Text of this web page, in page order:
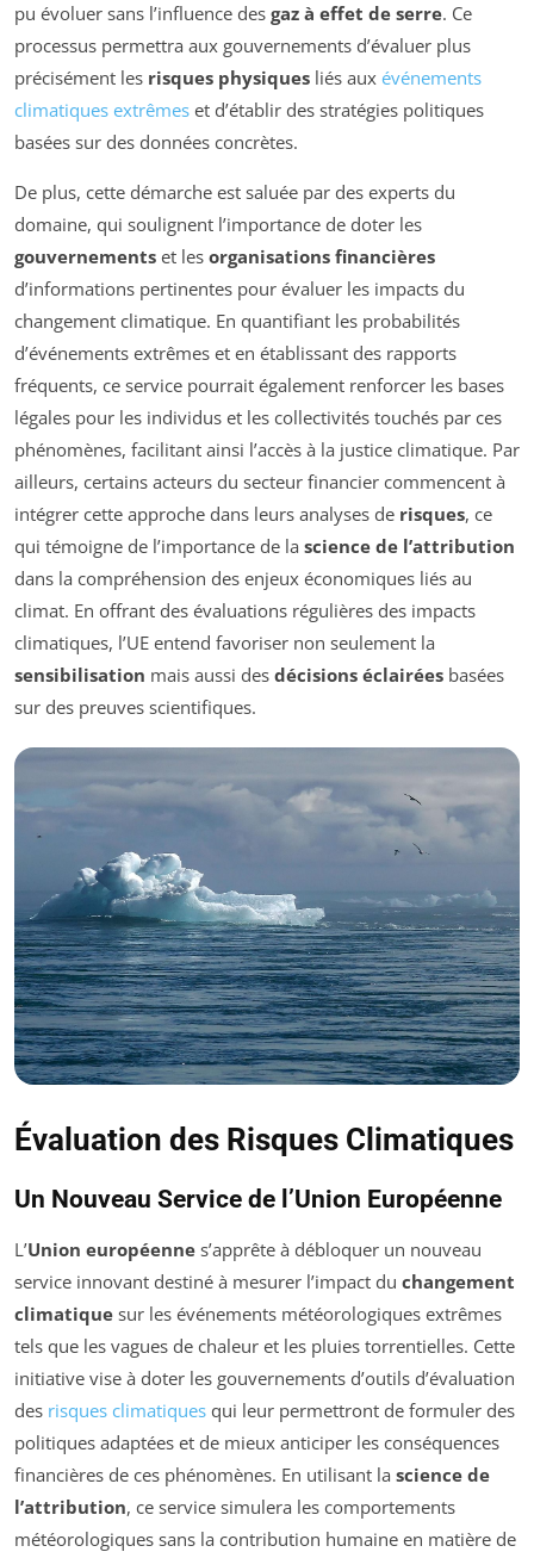
pu évoluer sans l’influence des gaz à effet de serre. Ce
processus permettra aux gouvernements d’évaluer plus
précisément les risques physiques liés aux événements
climatiques extrêmes et d’établir des stratégies politiques
basées sur des données concrètes.
De plus, cette démarche est saluée par des experts du
domaine, qui soulignent l’importance de doter les
gouvernements et les organisations financières
d’informations pertinentes pour évaluer les impacts du
changement climatique. En quantifiant les probabilités
d’événements extrêmes et en établissant des rapports
fréquents, ce service pourrait également renforcer les bases
légales pour les individus et les collectivités touchés par ces
phénomènes, facilitant ainsi l’accès à la justice climatique. Par
ailleurs, certains acteurs du secteur financier commencent à
intégrer cette approche dans leurs analyses de risques, ce
qui témoigne de l’importance de la science de l’attribution
dans la compréhension des enjeux économiques liés au
climat. En offrant des évaluations régulières des impacts
climatiques, l’UE entend favoriser non seulement la
sensibilisation mais aussi des décisions éclairées basées
sur des preuves scientifiques.
Évaluation des Risques Climatiques
Un Nouveau Service de l’Union Européenne
L’Union européenne s’apprête à débloquer un nouveau
service innovant destiné à mesurer l’impact du changement
climatique sur les événements météorologiques extrêmes
tels que les vagues de chaleur et les pluies torrentielles. Cette
initiative vise à doter les gouvernements d’outils d’évaluation
des risques climatiques qui leur permettront de formuler des
politiques adaptées et de mieux anticiper les conséquences
financières de ces phénomènes. En utilisant la science de
l’attribution, ce service simulera les comportements
météorologiques sans la contribution humaine en matière de